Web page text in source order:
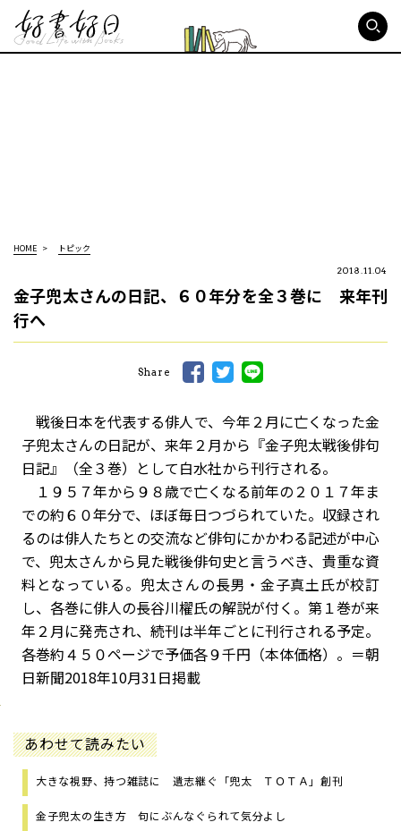
HOME トピック
2018.11.04
金子兜太さんの日記、６０年分を全３巻に 来年刊
行へ
Share
戦後日本を代表する俳人で、今年２月に亡くなった金
子兜太さんの日記が、来年２月から『金子兜太戦後俳句
日記』（全３巻）として白水社から刊行される。
１９５７年から９８歳で亡くなる前年の２０１７年ま
での約６０年分で、ほぼ毎日つづられていた。収録され
るのは俳人たちとの交流など俳句にかかわる記述が中心
で、兜太さんから見た戦後俳句史と言うべき、貴重な資
料となっている。兜太さんの長男・金子真土氏が校訂
し、各巻に俳人の長谷川櫂氏の解説が付く。第１巻が来
年２月に発売され、続刊は半年ごとに刊行される予定。
各巻約４５０ページで予価各９千円（本体価格）。＝朝
日新聞2018年10月31日掲載
あわせて読みたい
大きな視野、持つ雑誌に 遺志継ぐ「兜太 ＴＯＴＡ」創刊
金子兜太の生き方 句にぶんなぐられて気分よし